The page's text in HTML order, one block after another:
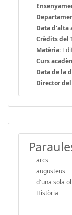
Data d'alta
Crèdits del
Matèria:
Curs
Data de la
Director
arcs
augusteus
d'una sola
Història